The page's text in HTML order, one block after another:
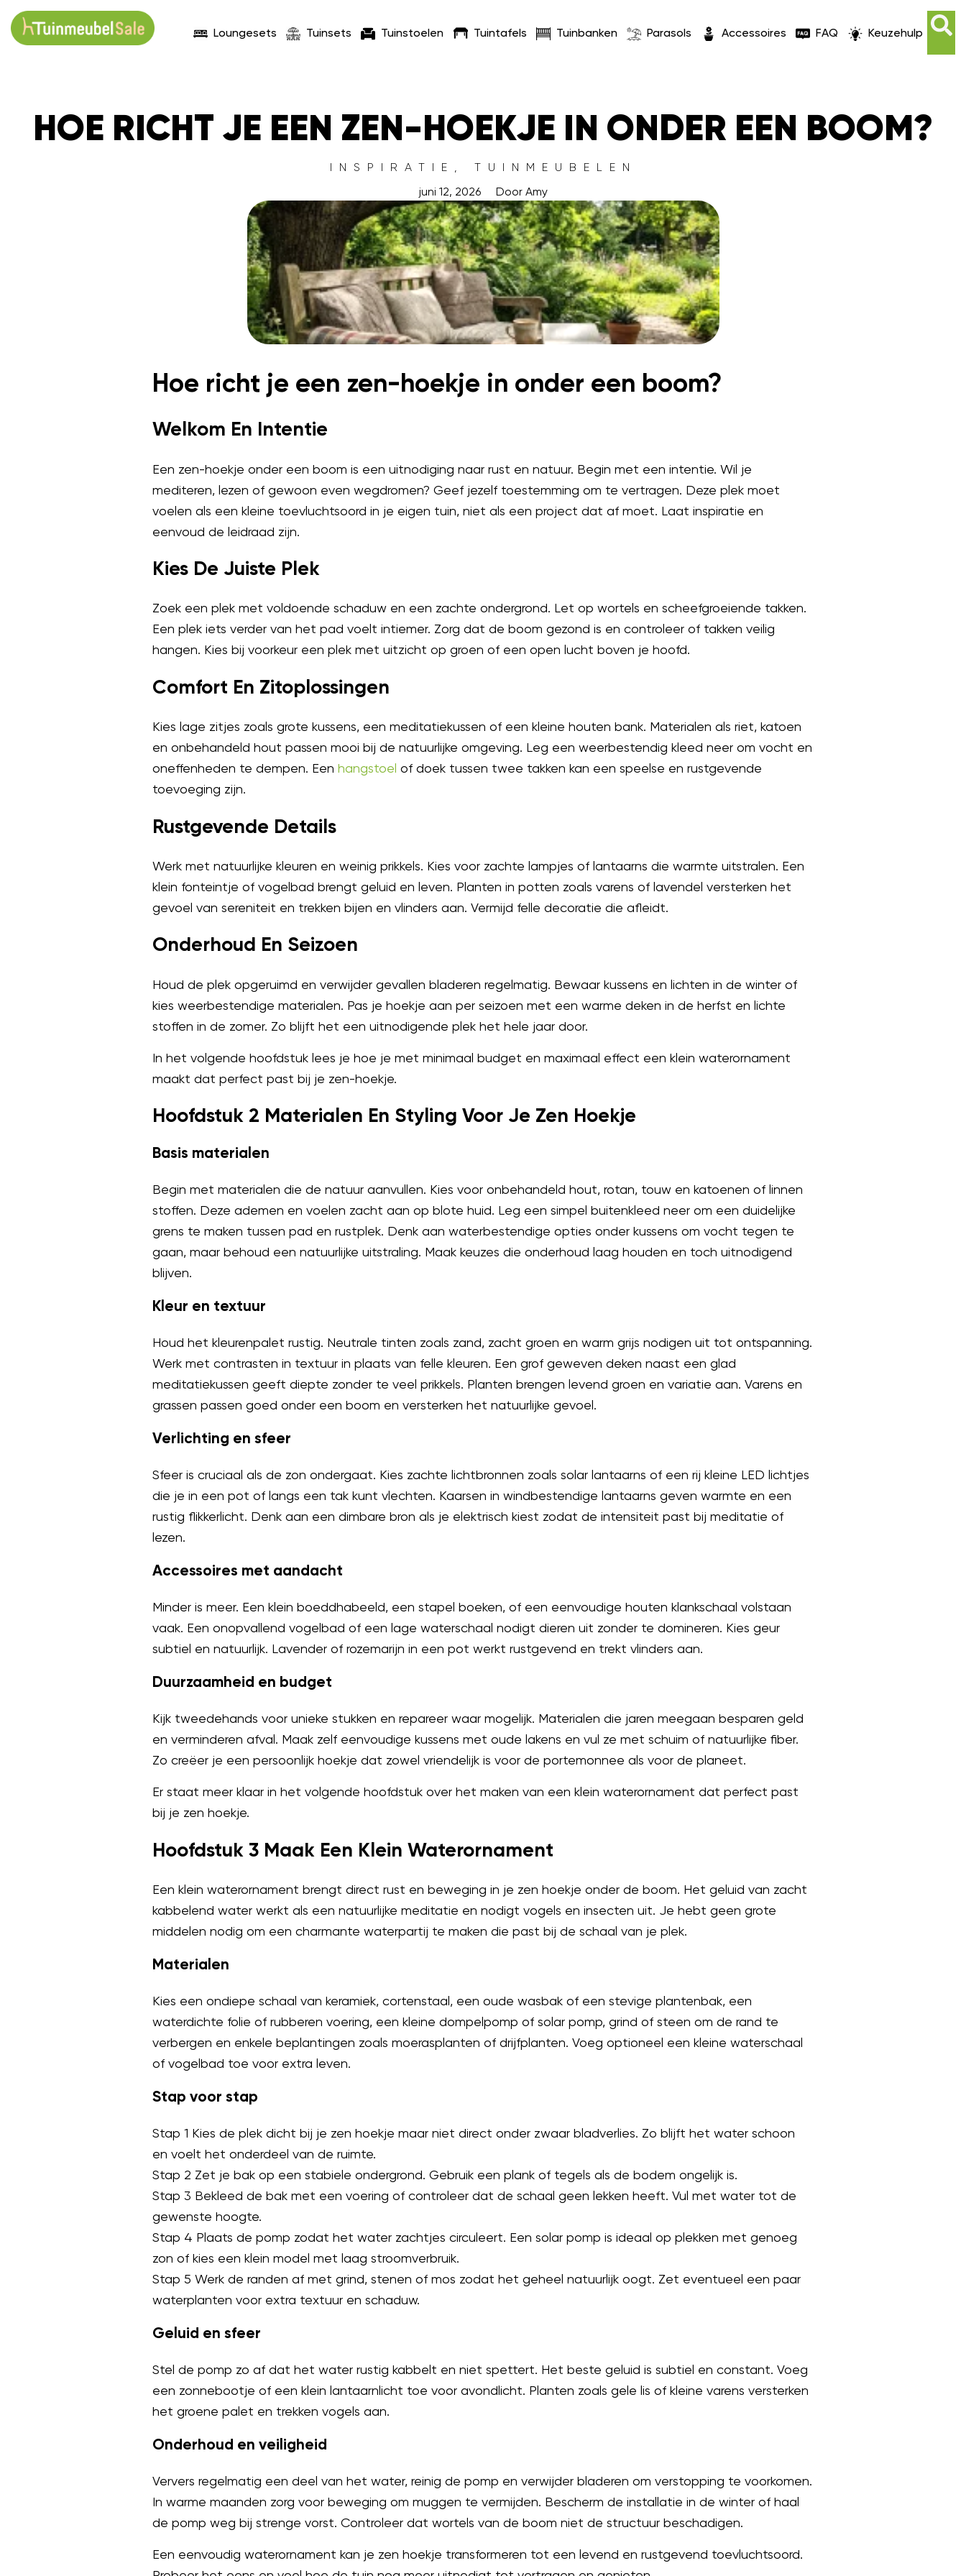
Loungesets Tuinsets Tuinstoelen Tuintafels Tuinbanken Parasols Accessoires FAQ Keuzehulp
HOE RICHT JE EEN ZEN-HOEKJE IN ONDER EEN BOOM?
INSPIRATIE , TUINMEUBELEN
juni 12, 2026
DoorAmy
Hoe richt je een zen-hoekje in onder een boom?
Welkom En Intentie
Een zen-hoekje onder een boom is een uitnodiging naar rust en natuur. Begin met een intentie. Wil je
mediteren, lezen of gewoon even wegdromen? Geef jezelf toestemming om te vertragen. Deze plek moet
voelen als een kleine toevluchtsoord in je eigen tuin, niet als een project dat af moet. Laat inspiratie en
eenvoud de leidraad zijn.
Kies De Juiste Plek
Zoek een plek met voldoende schaduw en een zachte ondergrond. Let op wortels en scheefgroeiende takken.
Een plek iets verder van het pad voelt intiemer. Zorg dat de boom gezond is en controleer of takken veilig
hangen. Kies bij voorkeur een plek met uitzicht op groen of een open lucht boven je hoofd.
Comfort En Zitoplossingen
Kies lage zitjes zoals grote kussens, een meditatiekussen of een kleine houten bank. Materialen als riet, katoen
en onbehandeld hout passen mooi bij de natuurlijke omgeving. Leg een weerbestendig kleed neer om vocht en
oneffenheden te dempen. Eenhangstoel of doek tussen twee takken kan een speelse en rustgevende
toevoeging zijn.
Rustgevende Details
Werk met natuurlijke kleuren en weinig prikkels. Kies voor zachte lampjes of lantaarns die warmte uitstralen. Een
klein fonteintje of vogelbad brengt geluid en leven. Planten in potten zoals varens of lavendel versterken het
gevoel van sereniteit en trekken bijen en vlinders aan. Vermijd felle decoratie die afleidt.
Onderhoud En Seizoen
Houd de plek opgeruimd en verwijder gevallen bladeren regelmatig. Bewaar kussens en lichten in de winter of
kies weerbestendige materialen. Pas je hoekje aan per seizoen met een warme deken in de herfst en lichte
stoffen in de zomer. Zo blijft het een uitnodigende plek het hele jaar door.
In het volgende hoofdstuk lees je hoe je met minimaal budget en maximaal effect een klein waterornament
maakt dat perfect past bij je zen-hoekje.
Hoofdstuk 2 Materialen En Styling Voor Je Zen Hoekje
Basis materialen
Begin met materialen die de natuur aanvullen. Kies voor onbehandeld hout, rotan, touw en katoenen of linnen
stoffen. Deze ademen en voelen zacht aan op blote huid. Leg een simpel buitenkleed neer om een duidelijke
grens te maken tussen pad en rustplek. Denk aan waterbestendige opties onder kussens om vocht tegen te
gaan, maar behoud een natuurlijke uitstraling. Maak keuzes die onderhoud laag houden en toch uitnodigend
blijven.
Kleur en textuur
Houd het kleurenpalet rustig. Neutrale tinten zoals zand, zacht groen en warm grijs nodigen uit tot ontspanning.
Werk met contrasten in textuur in plaats van felle kleuren. Een grof geweven deken naast een glad
meditatiekussen geeft diepte zonder te veel prikkels. Planten brengen levend groen en variatie aan. Varens en
grassen passen goed onder een boom en versterken het natuurlijke gevoel.
Verlichting en sfeer
Sfeer is cruciaal als de zon ondergaat. Kies zachte lichtbronnen zoals solar lantaarns of een rij kleine LED lichtjes
die je in een pot of langs een tak kunt vlechten. Kaarsen in windbestendige lantaarns geven warmte en een
rustig flikkerlicht. Denk aan een dimbare bron als je elektrisch kiest zodat de intensiteit past bij meditatie of
lezen.
Accessoires met aandacht
Minder is meer. Een klein boeddhabeeld, een stapel boeken, of een eenvoudige houten klankschaal volstaan
vaak. Een onopvallend vogelbad of een lage waterschaal nodigt dieren uit zonder te domineren. Kies geur
subtiel en natuurlijk. Lavender of rozemarijn in een pot werkt rustgevend en trekt vlinders aan.
Duurzaamheid en budget
Kijk tweedehands voor unieke stukken en repareer waar mogelijk. Materialen die jaren meegaan besparen geld
en verminderen afval. Maak zelf eenvoudige kussens met oude lakens en vul ze met schuim of natuurlijke fiber.
Zo creëer je een persoonlijk hoekje dat zowel vriendelijk is voor de portemonnee als voor de planeet.
Er staat meer klaar in het volgende hoofdstuk over het maken van een klein waterornament dat perfect past
bij je zen hoekje.
Hoofdstuk 3 Maak Een Klein Waterornament
Een klein waterornament brengt direct rust en beweging in je zen hoekje onder de boom. Het geluid van zacht
kabbelend water werkt als een natuurlijke meditatie en nodigt vogels en insecten uit. Je hebt geen grote
middelen nodig om een charmante waterpartij te maken die past bij de schaal van je plek.
Materialen
Kies een ondiepe schaal van keramiek, cortenstaal, een oude wasbak of een stevige plantenbak, een
waterdichte folie of rubberen voering, een kleine dompelpomp of solar pomp, grind of steen om de rand te
verbergen en enkele beplantingen zoals moerasplanten of drijfplanten. Voeg optioneel een kleine waterschaal
of vogelbad toe voor extra leven.
Stap voor stap
Stap 1 Kies de plek dicht bij je zen hoekje maar niet direct onder zwaar bladverlies. Zo blijft het water schoon
en voelt het onderdeel van de ruimte.
Stap 2 Zet je bak op een stabiele ondergrond. Gebruik een plank of tegels als de bodem ongelijk is.
Stap 3 Bekleed de bak met een voering of controleer dat de schaal geen lekken heeft. Vul met water tot de
gewenste hoogte.
Stap 4 Plaats de pomp zodat het water zachtjes circuleert. Een solar pomp is ideaal op plekken met genoeg
zon of kies een klein model met laag stroomverbruik.
Stap 5 Werk de randen af met grind, stenen of mos zodat het geheel natuurlijk oogt. Zet eventueel een paar
waterplanten voor extra textuur en schaduw.
Geluid en sfeer
Stel de pomp zo af dat het water rustig kabbelt en niet spettert. Het beste geluid is subtiel en constant. Voeg
een zonnebootje of een klein lantaarnlicht toe voor avondlicht. Planten zoals gele lis of kleine varens versterken
het groene palet en trekken vogels aan.
Onderhoud en veiligheid
Ververs regelmatig een deel van het water, reinig de pomp en verwijder bladeren om verstopping te voorkomen.
In warme maanden zorg voor beweging om muggen te vermijden. Bescherm de installatie in de winter of haal
de pomp weg bij strenge vorst. Controleer dat wortels van de boom niet de structuur beschadigen.
Een eenvoudig waterornament kan je zen hoekje transformeren tot een levend en rustgevend toevluchtsoord.